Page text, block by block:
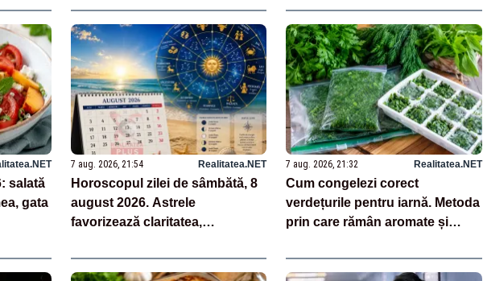
salată
gata
7 aug. 2026, 21:54 Realitatea.NET
Horoscopul zilei de sâmbătă, 8
august 2026. Astrele
favorizează claritatea,
7 aug. 2026, 21:32 Realitatea.NET
Cum congelezi corect
verdețurile pentru iarnă. Metoda
prin care rămân aromate și